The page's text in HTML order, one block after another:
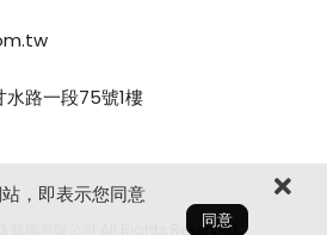
水路一段75號1樓
國有限公司 All Rights Reserved.
，即表示您同意
同意